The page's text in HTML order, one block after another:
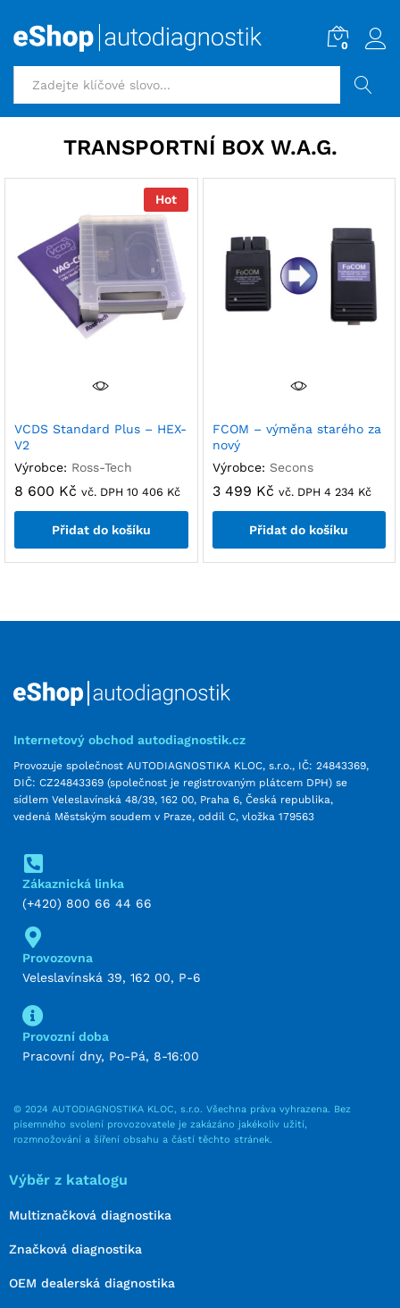
0
TRANSPORTNÍ BOX W.A.G.
Hot
VCDS Standard Plus – HEX-
V2
Výrobce: Ross-Tech
8 600 Kč vč. DPH 10 406 Kč
Přidat do košíku
FCOM – výměna starého za
nový
Výrobce: Secons
3 499 Kč vč. DPH 4 234 Kč
Přidat do košíku
Internetový obchod autodiagnostik.cz
Provozuje společnost AUTODIAGNOSTIKA KLOC, s.r.o., IČ: 24843369,
DIČ: CZ24843369 (společnost je registrovaným plátcem DPH) se
sídlem Veleslavínská 48/39, 162 00, Praha 6, Česká republika,
vedená Městským soudem v Praze, oddíl C, vložka 179563
Zákaznická linka
(+420) 800 66 44 66
Provozovna
Veleslavínská 39, 162 00, P-6
Provozní doba
Pracovní dny, Po-Pá, 8-16:00
© 2024 AUTODIAGNOSTIKA KLOC, s.r.o. Všechna práva vyhrazena. Bez
písemného svolení provozovatele je zakázáno jakékoliv užití,
rozmnožování a šíření obsahu a částí těchto stránek.
Výběr z katalogu
Multiznačková diagnostika
Značková diagnostika
OEM dealerská diagnostika